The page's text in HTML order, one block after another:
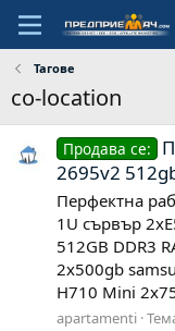
Тагове
co-location
Продава се:
2695v2
Перфектна
1U сървър
512GB DDR3
2x500gb
H710 Mini
apartamenti